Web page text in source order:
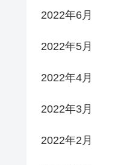
2022年6月
2022年5月
2022年4月
2022年3月
2022年2月